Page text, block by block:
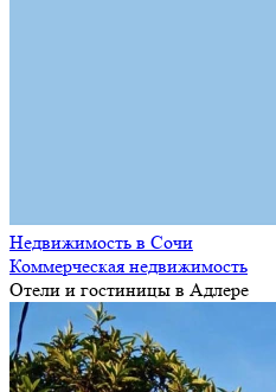
Недвижимость в Сочи
Коммерческая недвижимость
Отели и гостиницы в Адлере